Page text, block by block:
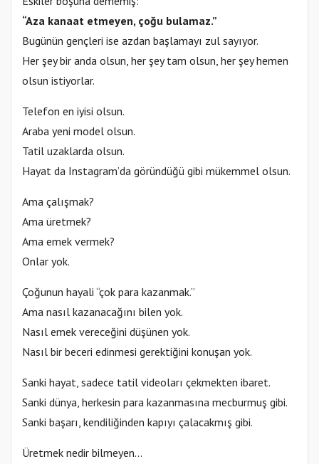
“Aza kanaat etmeyen, çoğu bulamaz.”
Bugünün gençleri ise azdan başlamayı zul sayıyor.
Her şey bir anda olsun, her şey tam olsun, her şey hemen
olsun istiyorlar.
Telefon en iyisi olsun.
Araba yeni model olsun.
Tatil uzaklarda olsun.
Hayat da Instagram’da göründüğü gibi mükemmel olsun.
Ama çalışmak?
Ama üretmek?
Ama emek vermek?
Onlar yok.
Çoğunun hayali “çok para kazanmak.”
Ama nasıl kazanacağını bilen yok.
Nasıl emek vereceğini düşünen yok.
Nasıl bir beceri edinmesi gerektiğini konuşan yok.
Sanki hayat, sadece tatil videoları çekmekten ibaret.
Sanki dünya, herkesin para kazanmasına mecburmuş gibi.
Sanki başarı, kendiliğinden kapıyı çalacakmış gibi.
Üretmek nedir bilmeyen…